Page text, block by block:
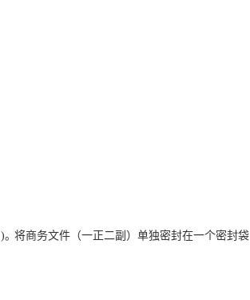
)。 将商务文件（一正二副）单独密封在一个密封袋